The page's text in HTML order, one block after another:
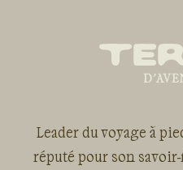
Leader du voyage à
réputé pour son